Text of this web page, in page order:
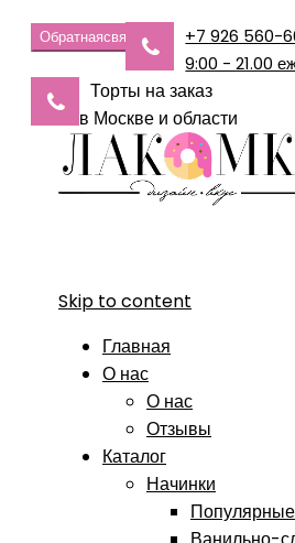
Обратнаясвязь
+7 926 560-
9:00 - 21.00
Торты на заказ
в Москве и области
Skip to content
Главная
О нас
О нас
Отзывы
Каталог
Начинки
Популярные